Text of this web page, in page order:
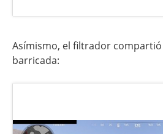
Asímismo, el filtrador
barricada: